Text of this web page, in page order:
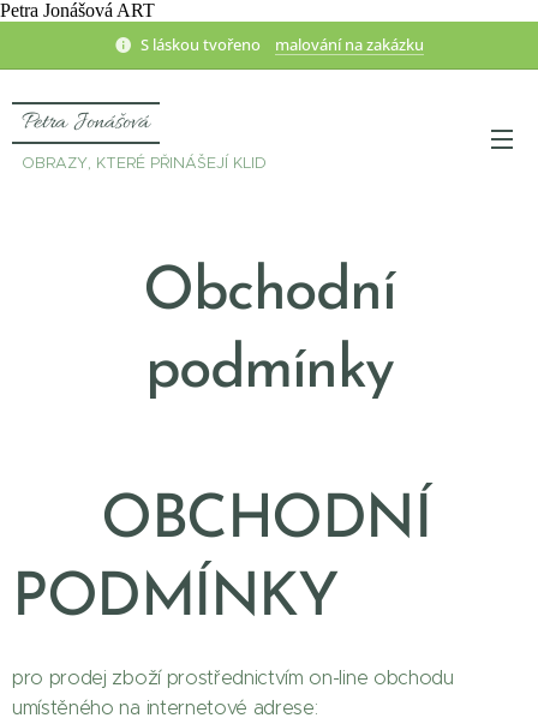
Petra Jonášová ART
S láskou tvořeno malování na zakázku
Petra Jonášová
OBRAZY, KTERÉ PŘINÁŠEJÍ KLID
Obchodní
podmínky
OBCHODNÍ
PODMÍNKY
pro prodej zboží prostřednictvím on-line obchodu
umístěného na internetové adrese: